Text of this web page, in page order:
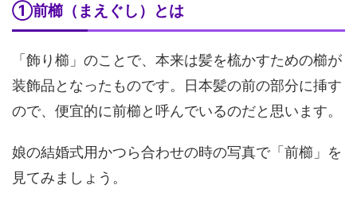
①前櫛（まえぐし）とは
「飾り櫛」のことで、本来は髪を梳かすための櫛が
装飾品となったものです。日本髪の前の部分に挿す
ので、便宜的に前櫛と呼んでいるのだと思います。
娘の結婚式用かつら合わせの時の写真で「前櫛」を
見てみましょう。